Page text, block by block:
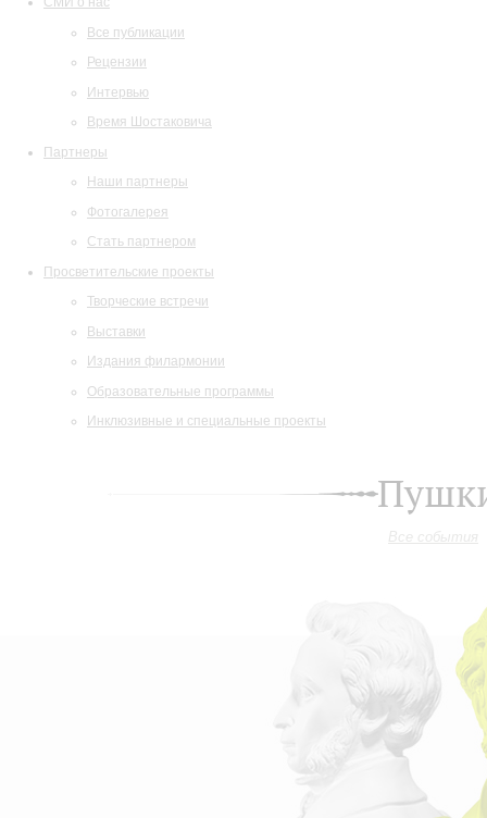
Все публикации
Рецензии
Интервью
Время Шостаковича
Партнеры
Наши партнеры
Фотогалерея
Стать партнером
Просветительские проекты
Творческие встречи
Выставки
Издания филармонии
Образовательные программы
Инклюзивные и специальные проекты
Все события